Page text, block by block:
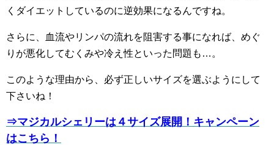
くダイエットしているのに逆効果になるんですね。
さらに、血流やリンパの流れを阻害する事になれば、めぐ
りが悪化してむくみや冷え性といった問題も…。
このような理由から、必ず正しいサイズを選ぶようにして
下さいね！
⇒マジカルシェリーは４サイズ展開！キャンペーン
はこちら！